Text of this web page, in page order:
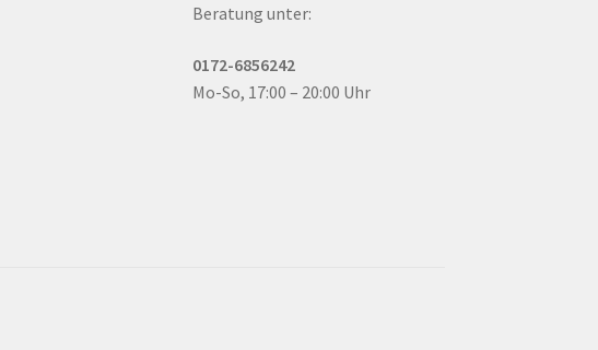
Beratung unter:
0172-6856242
Mo-So, 17:00 – 20:00 Uhr